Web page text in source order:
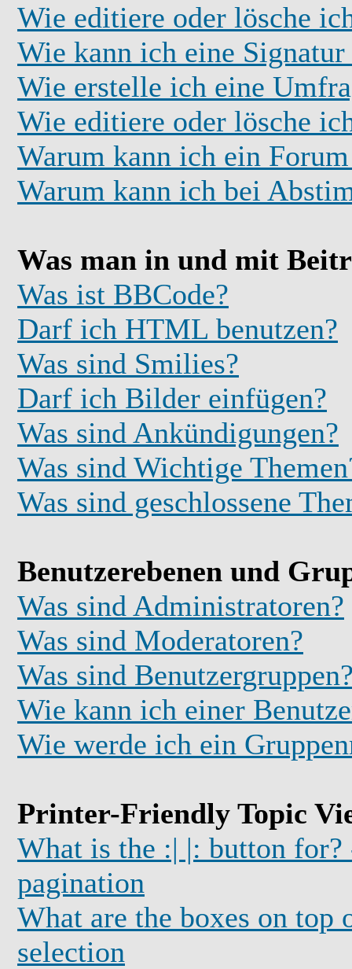
Wie editiere oder lösche
Wie kann ich eine Signatur
Wie erstelle ich eine
Wie editiere oder lösche
Warum kann ich ein
Warum kann ich bei
Was man in und mit
Was ist BBCode?
Darf ich HTML benutzen?
Was sind Smilies?
Darf ich Bilder einfügen?
Was sind Ankündigungen?
Was sind Wichtige
Was sind geschlossene
Benutzerebenen und
Was sind Administratoren?
Was sind Moderatoren?
Was sind
Wie kann ich einer
Wie werde ich ein
Printer-Friendly Topic
What is the :| |: button
pagination
What are the boxes on top
selection